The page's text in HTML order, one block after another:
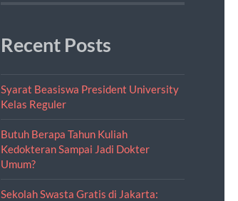
Recent Posts
Syarat Beasiswa President University
Kelas Reguler
Butuh Berapa Tahun Kuliah
Kedokteran Sampai Jadi Dokter
Umum?
Sekolah Swasta Gratis di Jakarta: